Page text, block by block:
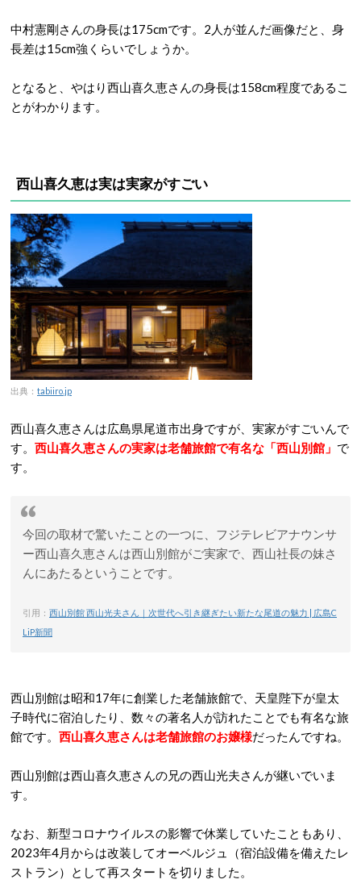
中村憲剛さんの身長は175cmです。2人が並んだ画像だと、身
長差は15cm強くらいでしょうか。
となると、やはり西山喜久恵さんの身長は158cm程度であるこ
とがわかります。
西山喜久恵は実は実家がすごい
出典： tabiiro.jp
西山喜久恵さんは広島県尾道市出身ですが、実家がすごいんで
す。 西山喜久恵さんの実家は老舗旅館で有名な「西山別館」 で
す。
今回の取材で驚いたことの一つに、フジテレビアナウンサ
ー西山喜久恵さんは西山別館がご実家で、西山社長の妹さ
んにあたるということです。
引用： 西山別館 西山光夫さん｜次世代へ引き継ぎたい新たな尾道の魅力 | 広島C
LiP新聞
西山別館は昭和17年に創業した老舗旅館で、天皇陛下が皇太
子時代に宿泊したり、数々の著名人が訪れたことでも有名な旅
館です。 西山喜久恵さんは老舗旅館のお嬢様だったんですね。
西山別館は西山喜久恵さんの兄の西山光夫さんが継いでいま
す。
なお、新型コロナウイルスの影響で休業していたこともあり、
2023年4月からは改装してオーベルジュ（宿泊設備を備えたレ
ストラン）として再スタートを切りました。